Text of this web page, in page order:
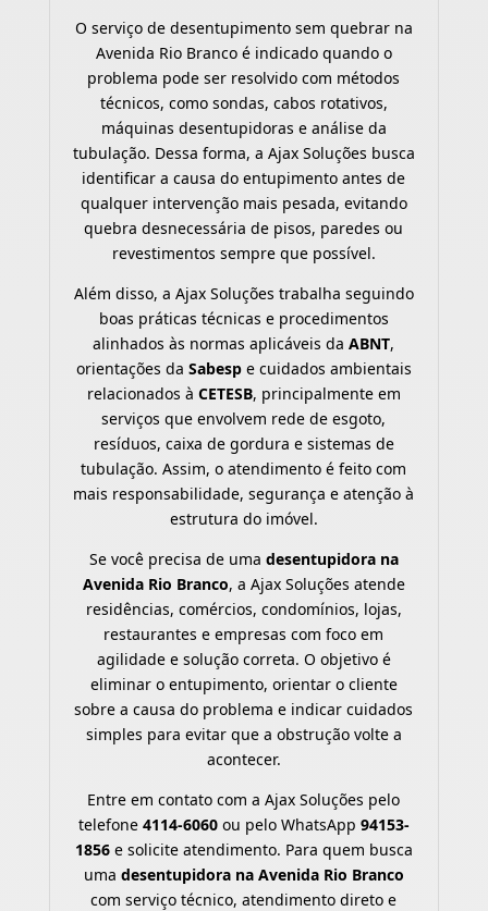
O serviço de desentupimento sem quebrar na
Avenida Rio Branco é indicado quando o
problema pode ser resolvido com métodos
técnicos, como sondas, cabos rotativos,
máquinas desentupidoras e análise da
tubulação. Dessa forma, a Ajax Soluções busca
identificar a causa do entupimento antes de
qualquer intervenção mais pesada, evitando
quebra desnecessária de pisos, paredes ou
revestimentos sempre que possível.
Além disso, a Ajax Soluções trabalha seguindo
boas práticas técnicas e procedimentos
alinhados às normas aplicáveis daABNT,
orientações da Sabespe cuidados ambientais
relacionados à CETESB, principalmente em
serviços que envolvem rede de esgoto,
resíduos, caixa de gordura e sistemas de
tubulação. Assim, o atendimento é feito com
mais responsabilidade, segurança e atenção à
estrutura do imóvel.
Se você precisa de uma desentupidora na
Avenida Rio Branco, a Ajax Soluções atende
residências, comércios, condomínios, lojas,
restaurantes e empresas com foco em
agilidade e solução correta. O objetivo é
eliminar o entupimento, orientar o cliente
sobre a causa do problema e indicar cuidados
simples para evitar que a obstrução volte a
acontecer.
Entre em contato com a Ajax Soluções pelo
telefone 4114-6060ou pelo WhatsApp 94153-
1856e solicite atendimento. Para quem busca
uma desentupidora na Avenida Rio Branco
com serviço técnico, atendimento direto e